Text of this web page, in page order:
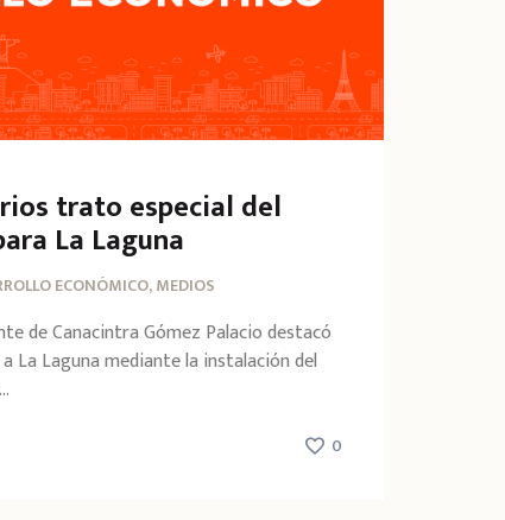
trato especial del
La Laguna
ECONÓMICO, MEDIOS
de Canacintra Gómez Palacio destacó
La Laguna mediante la instalación del
0